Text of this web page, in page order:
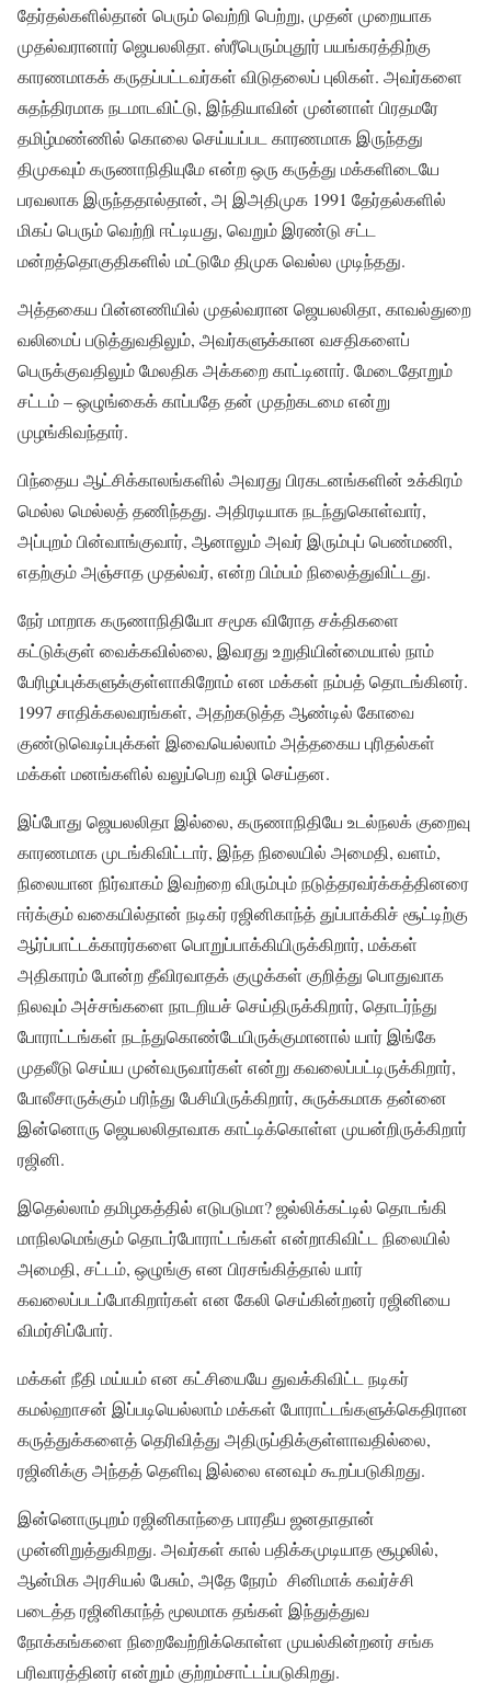
தேர்தல்களில்தான் பெரும் வெற்றி பெற்று, முதன் முறையாக
முதல்வரானார் ஜெயலலிதா. ஸ்ரீபெரும்புதூர் பயங்கரத்திற்கு
காரணமாகக் கருதப்பட்டவர்கள் விடுதலைப் புலிகள். அவர்களை
சுதந்திரமாக நடமாடவிட்டு, இந்தியாவின் முன்னாள் பிரதமரே
தமிழ்மண்ணில் கொலை செய்யப்பட காரணமாக இருந்தது
திமுகவும் கருணாநிதியுமே என்ற ஒரு கருத்து மக்களிடையே
பரவலாக இருந்ததால்தான், அ இஅதிமுக 1991 தேர்தல்களில்
மிகப் பெரும் வெற்றி ஈட்டியது, வெறும் இரண்டு சட்ட
மன்றத்தொகுதிகளில் மட்டுமே திமுக வெல்ல முடிந்தது.
அத்தகைய பின்னணியில் முதல்வரான ஜெயலலிதா, காவல்துறை
வலிமைப் படுத்துவதிலும், அவர்களுக்கான வசதிகளைப்
பெருக்குவதிலும் மேலதிக அக்கறை காட்டினார். மேடைதோறும்
சட்டம் – ஒழுங்கைக் காப்பதே தன் முதற்கடமை என்று
முழங்கிவந்தார்.
பிந்தைய ஆட்சிக்காலங்களில் அவரது பிரகடனங்களின் உக்கிரம்
மெல்ல மெல்லத் தணிந்தது. அதிரடியாக நடந்துகொள்வார்,
அப்புறம் பின்வாங்குவார், ஆனாலும் அவர் இரும்புப் பெண்மணி,
எதற்கும் அஞ்சாத முதல்வர், என்ற பிம்பம் நிலைத்துவிட்டது.
நேர் மாறாக கருணாநிதியோ சமூக விரோத சக்திகளை
கட்டுக்குள் வைக்கவில்லை, இவரது உறுதியின்மையால் நாம்
பேரிழப்புக்களுக்குள்ளாகிறோம் என மக்கள் நம்பத் தொடங்கினர்.
1997 சாதிக்கலவரங்கள், அதற்கடுத்த ஆண்டில் கோவை
குண்டுவெடிப்புக்கள் இவையெல்லாம் அத்தகைய புரிதல்கள்
மக்கள் மனங்களில் வலுப்பெற வழி செய்தன.
இப்போது ஜெயலலிதா இல்லை, கருணாநிதியே உடல்நலக் குறைவு
காரணமாக முடங்கிவிட்டார், இந்த நிலையில் அமைதி, வளம்,
நிலையான நிர்வாகம் இவற்றை விரும்பும் நடுத்தரவர்க்கத்தினரை
ஈர்க்கும் வகையில்தான் நடிகர் ரஜினிகாந்த் துப்பாக்கிச் சூட்டிற்கு
ஆர்ப்பாட்டக்காரர்களை பொறுப்பாக்கியிருக்கிறார், மக்கள்
அதிகாரம் போன்ற தீவிரவாதக் குழுக்கள் குறித்து பொதுவாக
நிலவும் அச்சங்களை நாடறியச் செய்திருக்கிறார், தொடர்ந்து
போராட்டங்கள் நடந்துகொண்டேயிருக்குமானால் யார் இங்கே
முதலீடு செய்ய முன்வருவார்கள் என்று கவலைப்பட்டிருக்கிறார்,
போலீசாருக்கும் பரிந்து பேசியிருக்கிறார், சுருக்கமாக தன்னை
இன்னொரு ஜெயலலிதாவாக காட்டிக்கொள்ள முயன்றிருக்கிறார்
ரஜினி.
இதெல்லாம் தமிழகத்தில் எடுபடுமா? ஜல்லிக்கட்டில் தொடங்கி
மாநிலமெங்கும் தொடர்போராட்டங்கள் என்றாகிவிட்ட நிலையில்
அமைதி, சட்டம், ஒழுங்கு என பிரசங்கித்தால் யார்
கவலைப்படப்போகிறார்கள் என கேலி செய்கின்றனர் ரஜினியை
விமர்சிப்போர்.
மக்கள் நீதி மய்யம் என கட்சியையே துவக்கிவிட்ட நடிகர்
கமல்ஹாசன் இப்படியெல்லாம் மக்கள் போராட்டங்களுக்கெதிரான
கருத்துக்களைத் தெரிவித்து அதிருப்திக்குள்ளாவதில்லை,
ரஜினிக்கு அந்தத் தெளிவு இல்லை எனவும் கூறப்படுகிறது.
இன்னொருபுறம் ரஜினிகாந்தை பாரதீய ஜனதாதான்
முன்னிறுத்துகிறது. அவர்கள் கால் பதிக்கமுடியாத சூழலில்,
ஆன்மிக அரசியல் பேசும், அதே நேரம் சினிமாக் கவர்ச்சி
படைத்த ரஜினிகாந்த் மூலமாக தங்கள் இந்துத்துவ
நோக்கங்களை நிறைவேற்றிக்கொள்ள முயல்கின்றனர் சங்க
பரிவாரத்தினர் என்றும் குற்றம்சாட்டப்படுகிறது.